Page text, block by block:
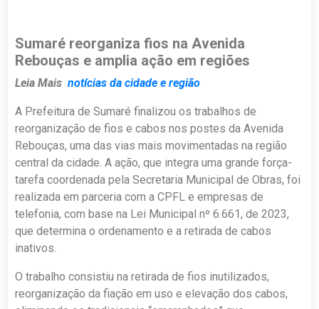
Sumaré reorganiza fios na Avenida
Rebouças e amplia ação em regiões
Leia Mais notícias da cidade e região
A Prefeitura de Sumaré finalizou os trabalhos de
reorganização de fios e cabos nos postes da Avenida
Rebouças, uma das vias mais movimentadas na região
central da cidade. A ação, que integra uma grande força-
tarefa coordenada pela Secretaria Municipal de Obras, foi
realizada em parceria com a CPFL e empresas de
telefonia, com base na Lei Municipal nº 6.661, de 2023,
que determina o ordenamento e a retirada de cabos
inativos.
O trabalho consistiu na retirada de fios inutilizados,
reorganização da fiação em uso e elevação dos cabos,